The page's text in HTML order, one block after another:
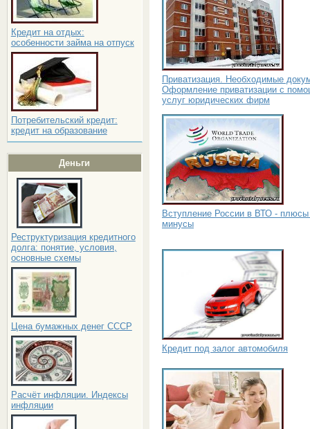
Кредит на отдых:
особенности займа на отпуск
Потребительский кредит:
кредит на образование
Деньги
Реструктуризация кредитного
долга: понятие, условия,
основные схемы
Цена бумажных денег СССР
Расчёт инфляции. Индексы
инфляции
Приватизация. Необходимые
Оформление приватизации с
услуг юридических фирм
Вступление России в ВТО -
минусы
Кредит под залог автомобиля